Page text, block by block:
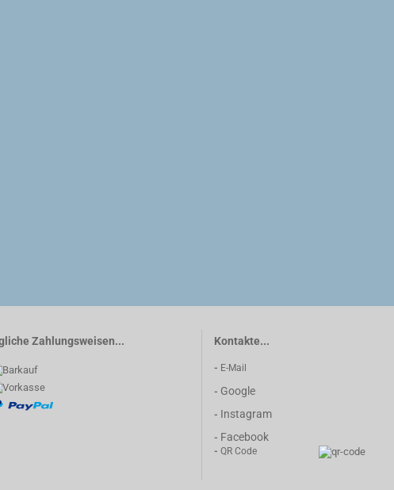
Zahlungsweisen... Kontakte...
- E-Mail
- Google
- Instagram
- Facebook
- QR Code